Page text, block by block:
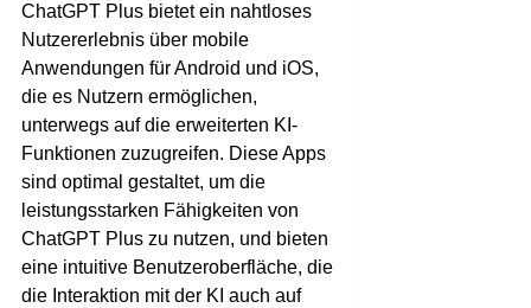
ChatGPT Plus bietet ein nahtloses
Nutzererlebnis über mobile
Anwendungen für Android und iOS,
die es Nutzern ermöglichen,
unterwegs auf die erweiterten KI-
Funktionen zuzugreifen. Diese Apps
sind optimal gestaltet, um die
leistungsstarken Fähigkeiten von
ChatGPT Plus zu nutzen, und bieten
eine intuitive Benutzeroberfläche, die
die Interaktion mit der KI auch auf